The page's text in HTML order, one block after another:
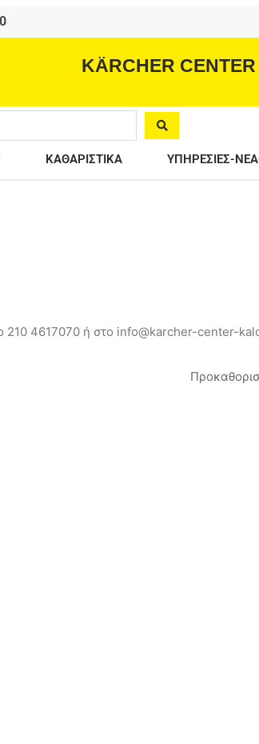
KÄRCHER
ΚΑΘΑΡΙΣΤΙΚΑ ΥΠΗΡΕΣΙΕΣ-
210 4617070 ή στο info@karcher-center-